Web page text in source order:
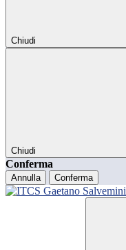
Chiudi
Chiudi
Conferma
Annulla Conferma